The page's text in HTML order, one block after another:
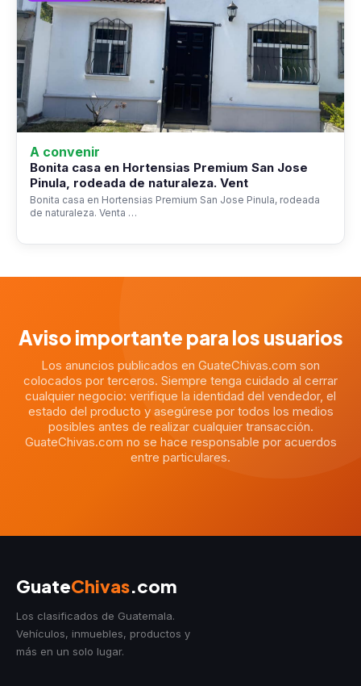
A convenir
Bonita casa en Hortensias Premium San Jose
Pinula, rodeada de naturaleza. Vent
Bonita casa en Hortensias Premium San Jose Pinula, rodeada
de naturaleza. Venta …
Aviso importante para los usuarios
Los anuncios publicados en GuateChivas.com son
colocados por terceros. Siempre tenga cuidado al cerrar
cualquier negocio: verifique la identidad del vendedor, el
estado del producto y asegúrese por todos los medios
posibles antes de realizar cualquier transacción.
GuateChivas.com no se hace responsable por acuerdos
entre particulares.
GuateChivas.com
Los clasificados de Guatemala.
Vehículos, inmuebles, productos y
más en un solo lugar.